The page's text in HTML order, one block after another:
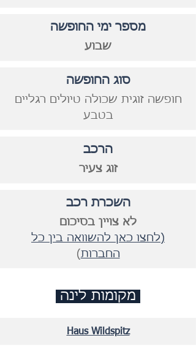
מספר ימי ​החופשה
שבוע
סוג החופשה
חופשה זוגית שכולה טיולים רגליים
בטבע
הרכב
זוג צעיר
השכרת רכב
לא צויין בסיכום
(לחצו כאן להשוואה בין כל
החברות)
Haus Wildspitz